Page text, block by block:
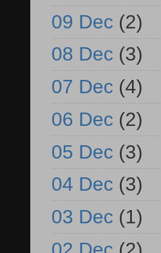
09 Dec (2)
08 Dec (3)
07 Dec (4)
06 Dec (2)
05 Dec (3)
04 Dec (3)
03 Dec (1)